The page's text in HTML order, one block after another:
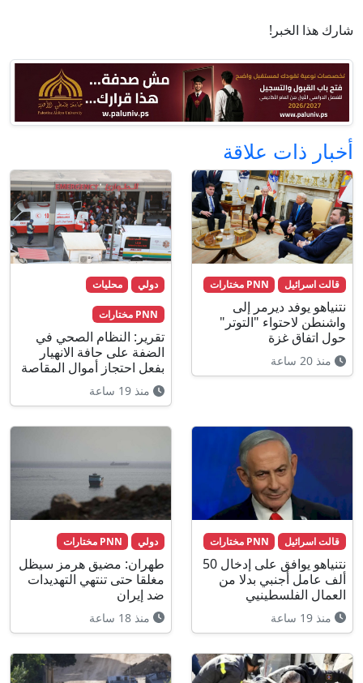
شارك هذا الخبر!
أخبار ذات علاقة
قالت اسرائيل PNN مختارات
نتنياهو يوفد ديرمر إلى
واشنطن لاحتواء "التوتر"
حول اتفاق غزة
منذ 20 ساعة
دولي محليات
PNN مختارات
تقرير: النظام الصحي في
الضفة على حافة الانهيار
بفعل احتجاز أموال المقاصة
منذ 19 ساعة
قالت اسرائيل PNN مختارات
نتنياهو يوافق على إدخال 50
ألف عامل أجنبي بدلا من
العمال الفلسطينيي
منذ 19 ساعة
دولي PNN مختارات
طهران: مضيق هرمز سيظل
مغلقا حتى تنتهي التهديدات
ضد إيران
منذ 18 ساعة